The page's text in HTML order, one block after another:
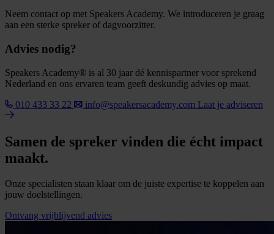
Neem contact op met Speakers Academy. We introduceren je graag
aan een sterke spreker of dagvoorzitter.
Advies nodig?
Speakers Academy® is al 30 jaar dé kennispartner voor sprekend
Nederland en ons ervaren team geeft deskundig advies op maat.
010 433 33 22
info@speakersacademy.com Laat je adviseren
Samen de spreker vinden die écht impact
maakt.
Onze specialisten staan klaar om de juiste expertise te koppelen aan
jouw doelstellingen.
Ontvang vrijblijvend advies